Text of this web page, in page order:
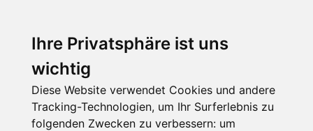
Ihre Privatsphäre ist uns
wichtig
Diese Website verwendet Cookies und andere
Tracking-Technologien, um Ihr Surferlebnis zu
folgenden Zwecken zu verbessern: um